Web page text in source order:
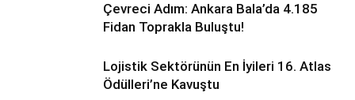
Çevreci Adım: Ankara Bala’da 4.185
Fidan Toprakla Buluştu!
Lojistik Sektörünün En İyileri 16. Atlas
Ödülleri’ne Kavuştu